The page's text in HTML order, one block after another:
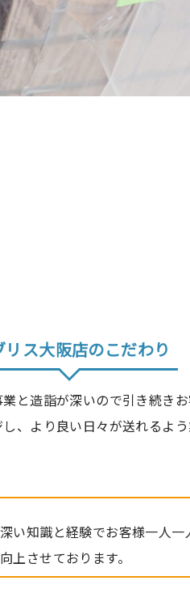
リス大阪店のこだわり
と造詣が深いので引き続き
、より良い日々が送れるよ
い知識と経験でお客様一人一
上させております。